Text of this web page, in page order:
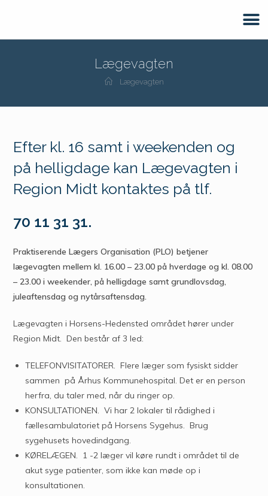
Lægevagten
Lægevagten
Efter kl. 16 samt i weekenden og
på helligdage kan Lægevagten i
Region Midt kontaktes på tlf.
70 11 31 31.
Praktiserende Lægers Organisation (PLO) betjener
lægevagten mellem kl. 16.00 – 23.00 på hverdage og kl. 08.00
– 23.00 i weekender, på helligdage samt grundlovsdag,
juleaftensdag og nytårsaftensdag.
Lægevagten i Horsens-Hedensted området hører under
Region Midt. Den består af 3 led:
TELEFONVISITATORER. Flere læger som fysiskt sidder
sammen på Århus Kommunehospital. Det er en person
herfra, du taler med, når du ringer op.
KONSULTATIONEN. Vi har 2 lokaler til rådighed i
fællesambulatoriet på Horsens Sygehus. Brug
sygehusets hovedindgang.
KØRELÆGEN. 1 -2 læger vil køre rundt i området til de
akut syge patienter, som ikke kan møde op i
konsultationen.